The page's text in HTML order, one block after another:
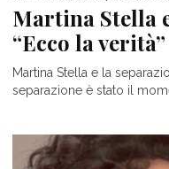
Martina Stella
“Ecco la verità”
Martina Stella e la
separazione è stato il